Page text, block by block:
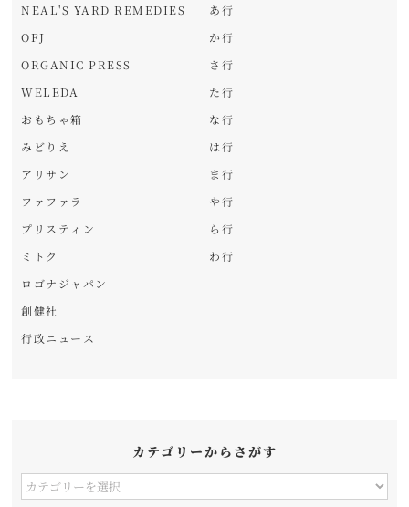
NEAL'S YARD REMEDIES
OFJ
ORGANIC PRESS
WELEDA
おもちゃ箱
みどりえ
アリサン
ファファラ
プリスティン
ミトク
ロゴナジャパン
創健社
行政ニュース
あ行
か行
さ行
た行
な行
は行
ま行
や行
ら行
わ行
カテゴリーからさがす
カ